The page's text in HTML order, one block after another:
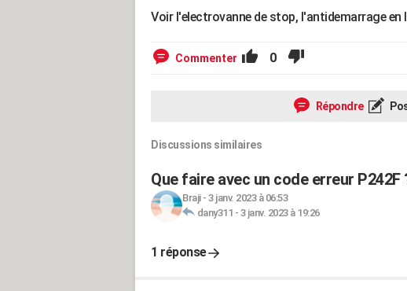
Voir l'electrovanne de stop, l'antidemarrage en
Commenter 0
Répondre
Discussions similaires
Que faire avec un code erreur P242F
Braji- 3 janv. 2023 à 06:53
dany311 - 3 janv. 2023 à 19:26
1 réponse